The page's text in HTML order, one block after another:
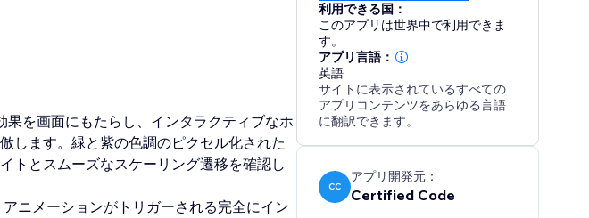
を画面にもたらし、インタラクティブなホ
します。緑と紫の色調のピクセル化された
トとスムーズなスケーリング遷移を確認し
ニメーションがトリガーされる完全にイン
利用できる国：
このアプリは世界中で利用できま
す。
アプリ言語：
英語
サイトに表示されているすべての
アプリコンテンツをあらゆる言語
に翻訳できます。
CC
アプリ開発元：
Certified Code